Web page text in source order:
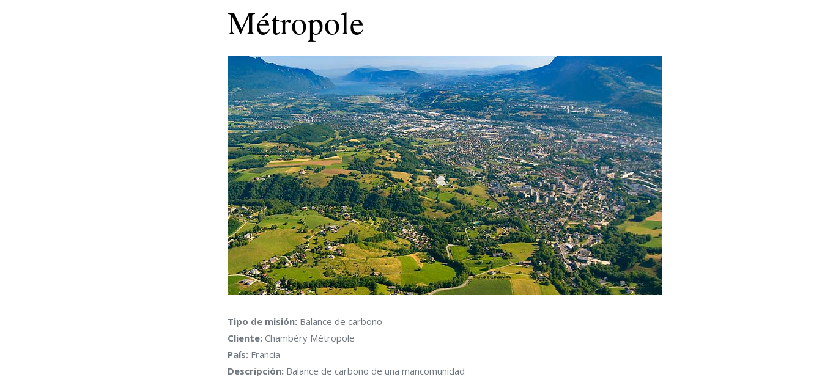
Métropole
Tipo de misión: Balance de carbono
Cliente: Chambéry Métropole
País: Francia
Descripción: Balance de carbono de una mancomunidad